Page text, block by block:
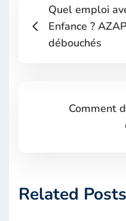
Quel emploi
Enfance ?
débouchés
Comment
Related Posts